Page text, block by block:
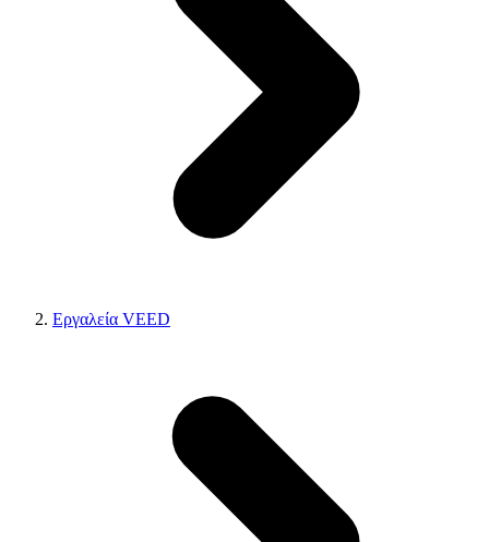
Εργαλεία VEED